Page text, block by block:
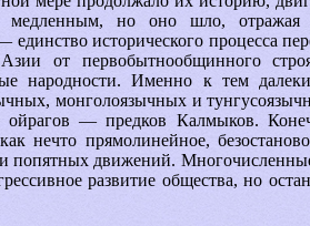
но оно шло, отражая
единство исторического процесса
от первобытнообщинного
народности. Именно к тем
монголоязычных и
ойрагов — предков Калмыков.
нечто прямолинейное,
и попятных движений.
развитие общества, но